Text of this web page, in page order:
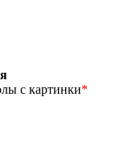
с картинки*